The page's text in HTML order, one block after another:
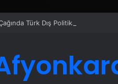
Türk Dış Politikası ve Hakan